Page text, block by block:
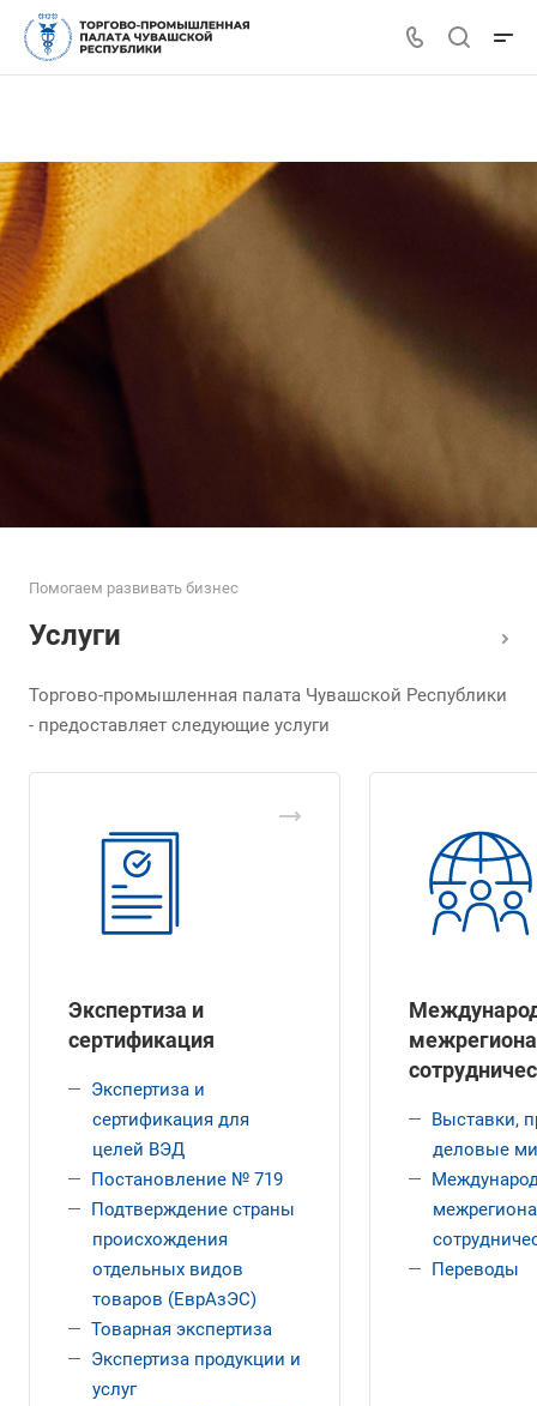
Помогаем развивать бизнес
Услуги
Торгово-промышленная палата Чувашской Республики
- предоставляет следующие услуги
Экспертиза и
сертификация
Экспертиза и
сертификация для
целей ВЭД
Постановление № 719
Подтверждение страны
происхождения
отдельных видов
товаров (ЕврАзЭС)
Товарная экспертиза
Экспертиза продукции и
услуг
Выставки,
деловые
Переводы